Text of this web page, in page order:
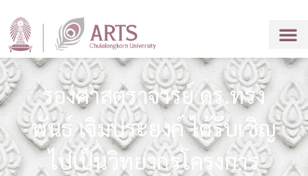
รองศาสตราจารย์ ดร.ทรง
พันธ์ เจิมประยงค์ ได้รับเชิญ
ไปเป็นวิทยากรโครงการ